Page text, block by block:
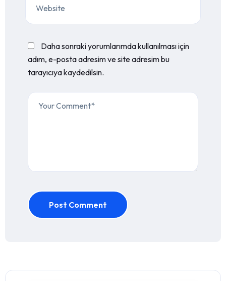
Daha sonraki yorumlarımda kullanılması için
adım, e-posta adresim ve site adresim bu
tarayıcıya kaydedilsin.
Post Comment